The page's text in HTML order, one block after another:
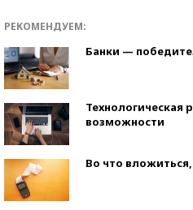
РЕКОМЕНДУЕМ:
Банки —
Технологическая
возможности
Во что